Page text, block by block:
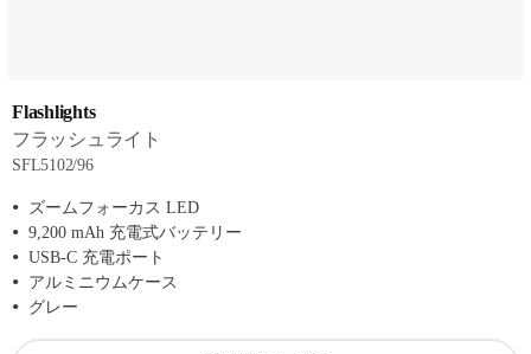
Flashlights
フラッシュライト
SFL5102/96
ズームフォーカス LED
9,200 mAh 充電式バッテリー
USB-C 充電ポート
アルミニウムケース
グレー